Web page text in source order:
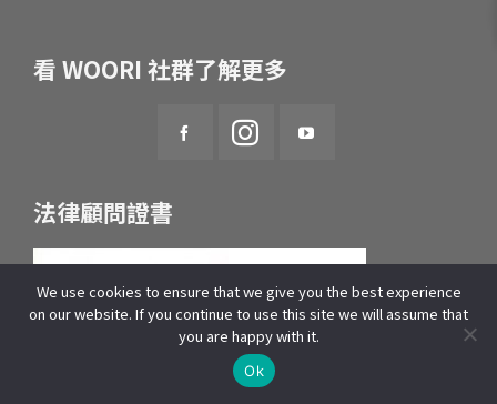
看 WOORI 社群了解更多
法律顧問證書
We use cookies to ensure that we give you the best experience
on our website. If you continue to use this site we will assume that
you are happy with it.
Ok
線上諮詢